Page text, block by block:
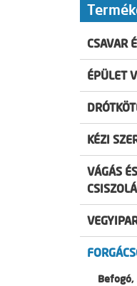
CSAVAR
ÉPÜLET
KÉZI
VÁGÁS ÉS